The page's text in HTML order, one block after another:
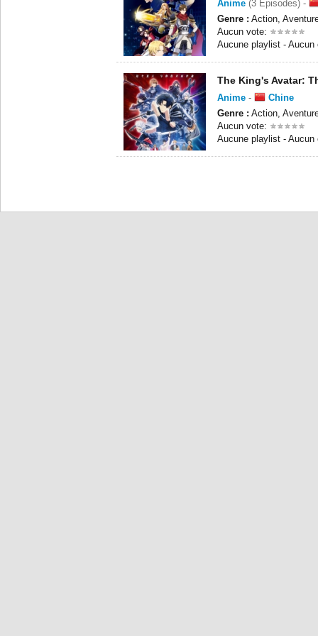
Anime (3 Episodes) -
Genre : Action,
Aucun vote:
Aucune playlist - Aucun
The King's Avatar:
Anime -
Chine
Genre : Action,
Aucun vote:
Aucune playlist - Aucun